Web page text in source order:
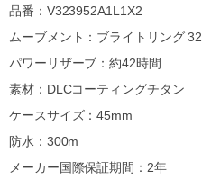
品番：V323952A1L1X2
ムーブメント：ブライトリング 32
パワーリザーブ：約42時間
素材：DLCコーティングチタン
ケースサイズ：45mm
防水：300m
メーカー国際保証期間：2年